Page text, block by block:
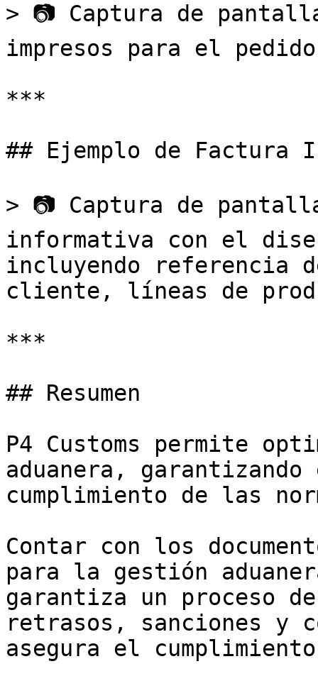
> 📷 Captura de
impresos para el pedido
***
## Ejemplo de Factura
> 📷 Captura de
informativa con el
incluyendo referencia
cliente, líneas de
***
## Resumen
P4 Customs permite
aduanera,
cumplimiento de las
Contar con los
para la gestión
garantiza un proceso
retrasos, sanciones y
asegura el